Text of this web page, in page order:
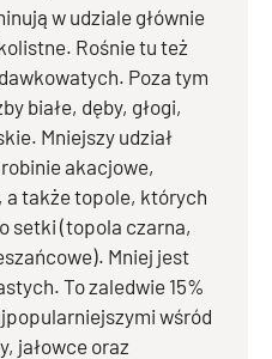
w udziale głównie
Rośnie tu też
Poza tym
białe, dęby, głogi,
Mniejszy udział
akacjowe,
a także topole, których
setki (topola czarna,
Mniej jest
To zaledwie 15%
wśród
jałowce oraz